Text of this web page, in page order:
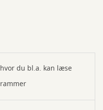
hvor du bl.a. kan læse